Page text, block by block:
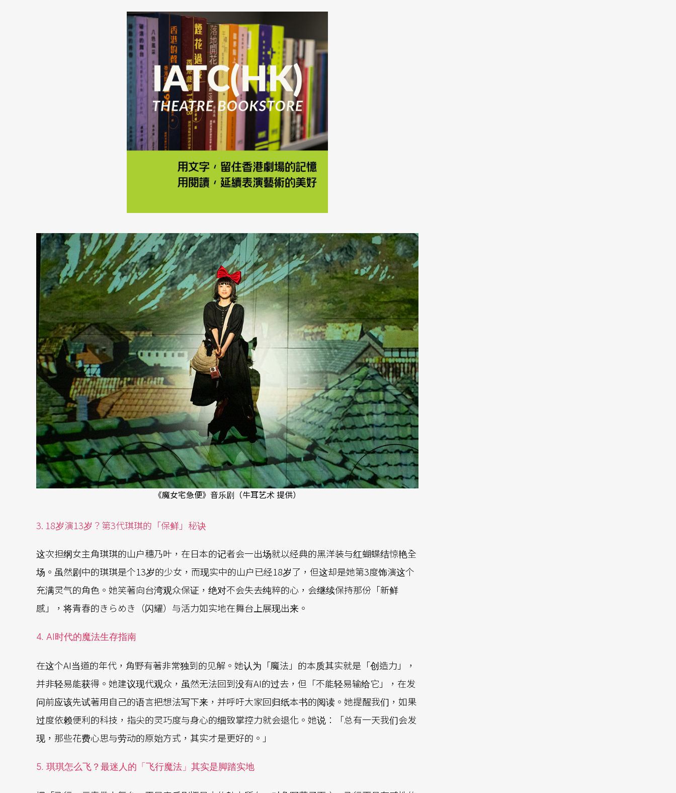
《魔女宅急便》音乐剧（牛耳艺术 提供）
3. 18岁演13岁？第3代琪琪的「保鲜」秘诀
这次担纲女主角琪琪的山户穗乃叶，在日本的记者会一出场就以经典的黑洋装与红蝴蝶结惊艳全
场。虽然剧中的琪琪是个13岁的少女，而现实中的山户已经18岁了，但这却是她第3度饰演这个
充满灵气的角色。她笑著向台湾观众保证，绝对不会失去纯粹的心，会继续保持那份「新鲜
感」，将青春的きらめき（闪耀）与活力如实地在舞台上展现出来。
4. AI时代的魔法生存指南
在这个AI当道的年代，角野有著非常独到的见解。她认为「魔法」的本质其实就是「创造力」，
并非轻易能获得。她建议现代观众，虽然无法回到没有AI的过去，但「不能轻易输给它」，在发
问前应该先试著用自己的语言把想法写下来，并呼吁大家回归纸本书的阅读。她提醒我们，如果
过度依赖便利的科技，指尖的灵巧度与身心的细致掌控力就会退化。她说：「总有一天我们会发
现，那些花费心思与劳动的原始方式，其实才是更好的。」
5. 琪琪怎么飞？最迷人的「飞行魔法」其实是脚踏实地